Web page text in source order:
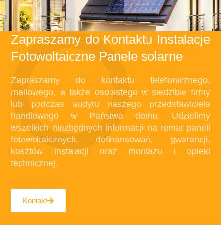
Zapraszamy do Kontaktu Instalacje
Fotowoltaiczne Panele solarne
Zapraszamy do kontaktu telefonicznego,
mailowego, a także osobistego w siedzibie firmy
lub podczas audytu naszego przedstawiciela
handlowego w Państwa domu. Udzielimy
wszelkich niezbędnych informacji na temat paneli
fotowoltaicznych, dofinansowań, gwarancji,
kosztów instalacji oraz montażu i opieki
technicznej.
Kontakt